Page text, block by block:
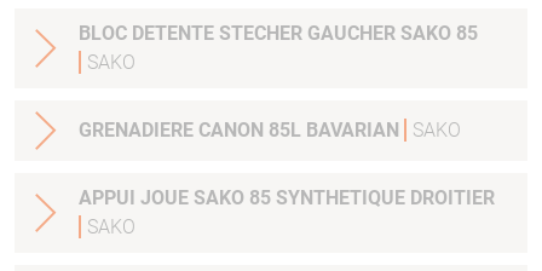
BLOC DETENTE STECHER GAUCHER SAKO 85
SAKO
GRENADIERE CANON 85L BAVARIAN SAKO
APPUI JOUE SAKO 85 SYNTHETIQUE DROITIER
SAKO